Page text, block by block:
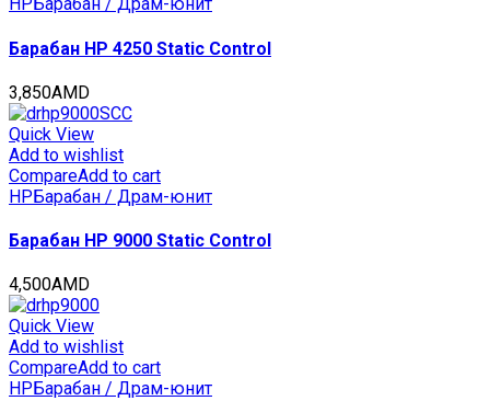
HP Барабан / Драм-юнит
Барабан HP 4250 Static Control
3,850AMD
Quick View
Add to wishlist
CompareAdd to cart
HPБарабан / Драм-юнит
Барабан HP 9000 Static Control
4,500AMD
Quick View
Add to wishlist
CompareAdd to cart
HP Барабан / Драм-юнит